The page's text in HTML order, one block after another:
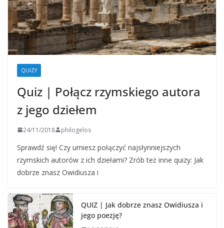
QUIZY
Quiz | Połącz rzymskiego autora
z jego dziełem
24/11/2018 philogelos
Sprawdź się! Czy umiesz połączyć najsłynniejszych
rzymskich autorów z ich dziełami? Zrób też inne quizy: Jak
dobrze znasz Owidiusza i
QUIZ | Jak dobrze znasz Owidiusza i
jego poezję?